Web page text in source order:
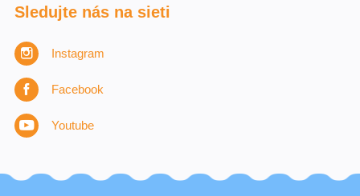
Sledujte nás na sieti
Instagram
Facebook
Youtube